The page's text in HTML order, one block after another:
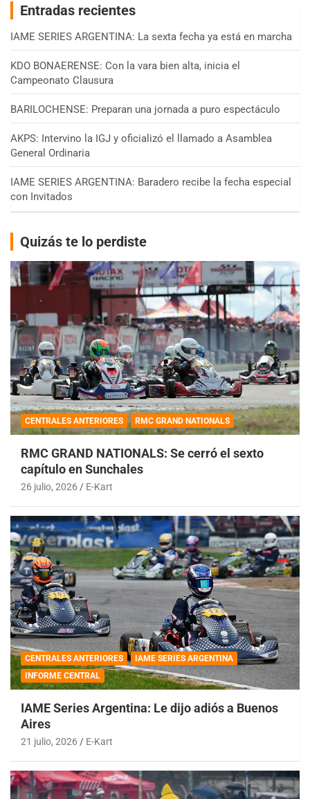
Entradas recientes
IAME SERIES ARGENTINA: La sexta fecha ya está en marcha
KDO BONAERENSE: Con la vara bien alta, inicia el
Campeonato Clausura
BARILOCHENSE: Preparan una jornada a puro espectáculo
AKPS: Intervino la IGJ y oficializó el llamado a Asamblea
General Ordinaria
IAME SERIES ARGENTINA: Baradero recibe la fecha especial
con Invitados
Quizás te lo perdiste
CENTRALES ANTERIORES RMC GRAND NATIONALS
RMC GRAND NATIONALS: Se cerró el sexto
capítulo en Sunchales
26 julio, 2026 E-Kart
CENTRALES ANTERIORES
IAME SERIES ARGENTINA
INFORME CENTRAL
IAME Series Argentina: Le dijo adiós a Buenos
Aires
21 julio, 2026 E-Kart